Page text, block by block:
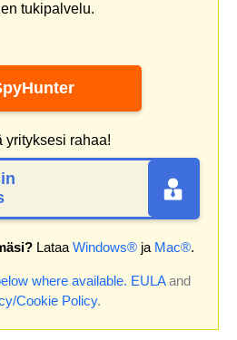
tukipalvelu.
yrityksesi rahaa!
LataaWindows® ja Mac®.
where available. EULAand
Cookie Policy.